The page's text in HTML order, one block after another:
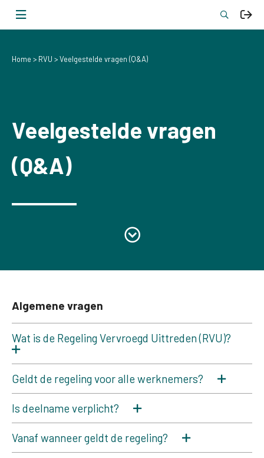
Home RVU Veelgestelde vragen (Q&A)
Veelgestelde vragen
(Q&A)
Algemene vragen
Wat is de Regeling Vervroegd Uittreden (RVU)?
Geldt de regeling voor alle werknemers?
Is deelname verplicht?
Vanaf wanneer geldt de regeling?